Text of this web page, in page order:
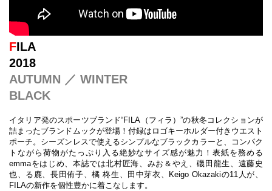
FILA
2018
AUTUMN ／ WINTER
BLACK
イタリア発のスポーツブランド“FILA（フィラ）”の秋冬コレクションが
詰まったブランドムックが登場！付録はロゴキーホルダー付きウエスト
ポーチ。シーズンレスで使えるシンプルなブラックカラーと、コンパク
トながら荷物がたっぷり入る絶妙なサイズ感が魅力！表紙を務める
emmaをはじめ、本誌では北村匠海、みお＆やえ、磯田龍生、遠藤史
也、る鹿、長田侑子、橘 柊生、田中芽衣、Keigo Okazakiの11人が、
FILAの新作を個性豊かに着こなします。